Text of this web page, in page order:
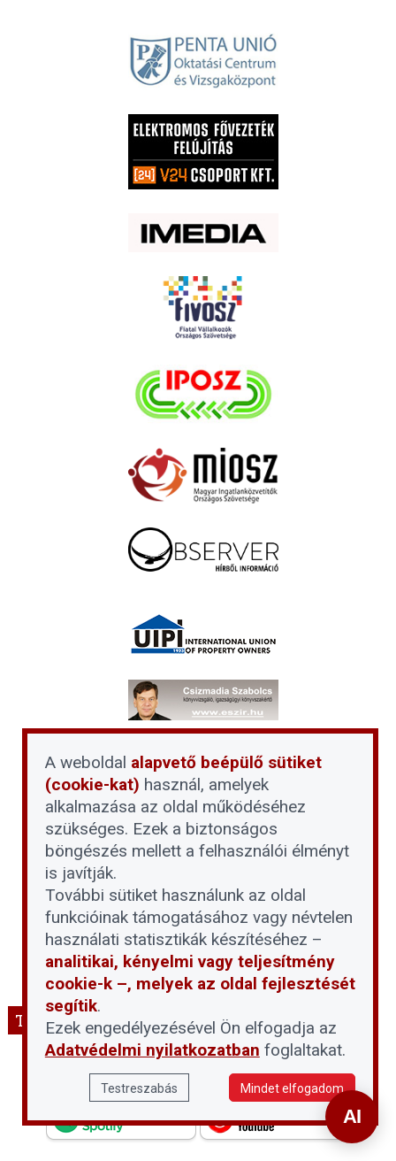
THT podcast
A weboldal alapvető beépülő sütiket
(cookie-kat) használ, amelyek
alkalmazása az oldal működéséhez
szükséges. Ezek a biztonságos
böngészés mellett a felhasználói élményt
is javítják.
További sütiket használunk az oldal
funkcióinak támogatásához vagy névtelen
használati statisztikák készítéséhez –
analitikai, kényelmi vagy teljesítmény
cookie-k –, melyek az oldal fejlesztését
segítik.
Ezek engedélyezésével Ön elfogadja az
Adatvédelmi nyilatkozatban foglaltakat.
Testreszabás Mindet elfogadom